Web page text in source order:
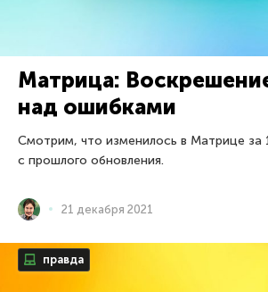
Матрица:
над ошибками
Смотрим, что изменилось в Матрице за
с прошлого обновления.
21 декабря 2021
правда